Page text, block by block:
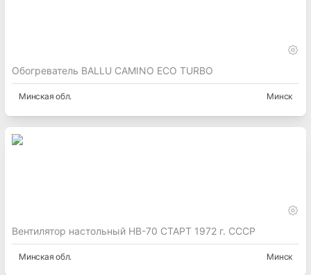
Обогреватель BALLU CAMINO ECO TURBO
Минская обл. Минск
Вентилятор настольный НВ-70 СТАРТ 1972 г. СССР
Минская обл. Минск